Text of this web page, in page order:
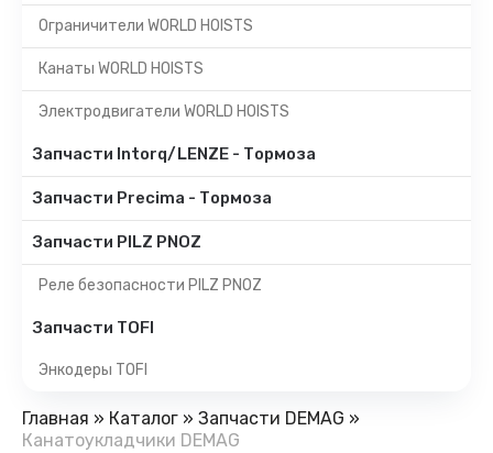
Ограничители WORLD HOISTS
Канаты WORLD HOISTS
Электродвигатели WORLD HOISTS
Запчасти Intorq/LENZE - Тормоза
Запчасти Precima - Тормоза
Запчасти PILZ PNOZ
Реле безопасности PILZ PNOZ
Запчасти TOFI
Энкодеры TOFI
Главная » Каталог » Запчасти DEMAG »
Канатоукладчики DEMAG